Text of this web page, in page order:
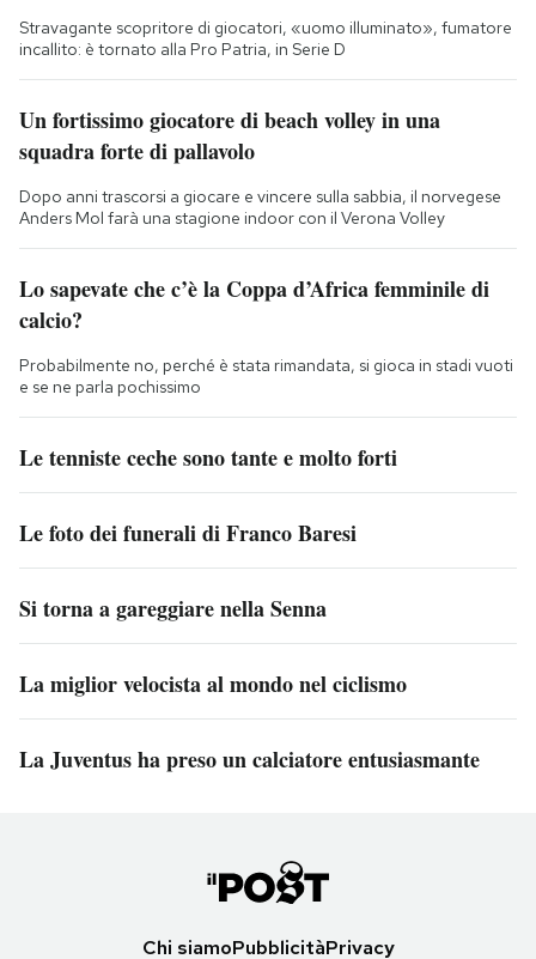
Stravagante scopritore di giocatori, «uomo illuminato», fumatore
incallito: è tornato alla Pro Patria, in Serie D
Un fortissimo giocatore di beach volley in una
squadra forte di pallavolo
Dopo anni trascorsi a giocare e vincere sulla sabbia, il norvegese
Anders Mol farà una stagione indoor con il Verona Volley
Lo sapevate che c’è la Coppa d’Africa femminile di
calcio?
Probabilmente no, perché è stata rimandata, si gioca in stadi vuoti
e se ne parla pochissimo
Le tenniste ceche sono tante e molto forti
Le foto dei funerali di Franco Baresi
Si torna a gareggiare nella Senna
La miglior velocista al mondo nel ciclismo
La Juventus ha preso un calciatore entusiasmante
Chi siamoPubblicitàPrivacy